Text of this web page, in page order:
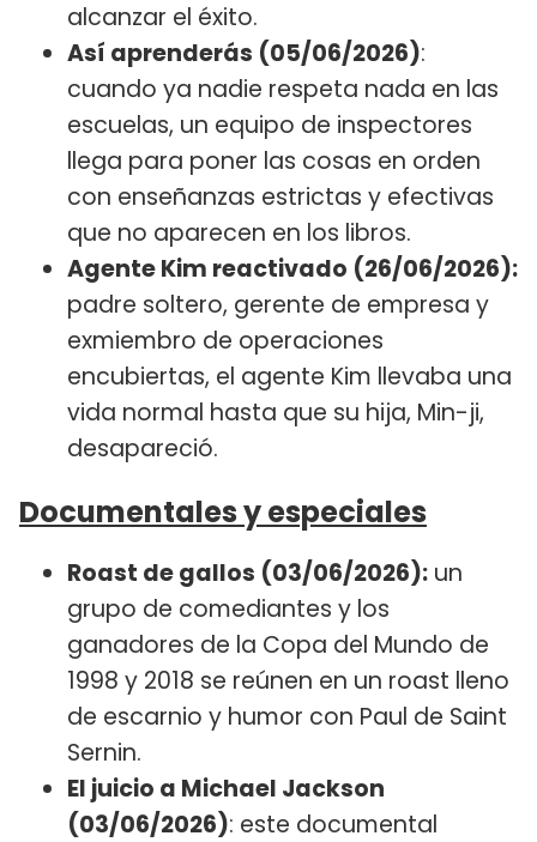
alcanzar el éxito.
Así aprenderás (05/06/2026):
cuando ya nadie respeta nada en las
escuelas, un equipo de inspectores
llega para poner las cosas en orden
con enseñanzas estrictas y efectivas
que no aparecen en los libros.
Agente Kim reactivado (26/06/2026):
padre soltero, gerente de empresa y
exmiembro de operaciones
encubiertas, el agente Kim llevaba una
vida normal hasta que su hija, Min-ji,
desapareció.
Documentales y especiales
Roast de gallos (03/06/2026): un
grupo de comediantes y los
ganadores de la Copa del Mundo de
1998 y 2018 se reúnen en un roast lleno
de escarnio y humor con Paul de Saint
Sernin.
El juicio a Michael Jackson
(03/06/2026): este documental